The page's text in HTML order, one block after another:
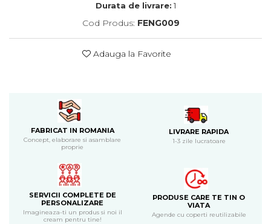
Cadouri pentru EL
Cadouri pentru iubit
Cadouri pentru cea mai buna
Cadouri pentru bunici
Cadouri personalizate pentru nasi
CERCEI ZAMAC
Ateliere - planse cu nisip colorat
Durata de livrare: 1
Cod Produs: FENG009
Adauga la Favorite
FABRICAT IN ROMANIA
Concept, elaborare si asamblare
proprie
LIVRARE RAPIDA
1-3 zile lucratoare
SERVICII COMPLETE DE
PERSONALIZARE
Imagineaza-ti un produs si noi il
cream pentru tine!
PRODUSE CARE TE TIN O
VIATA
Agende cu coperti reutilizabile